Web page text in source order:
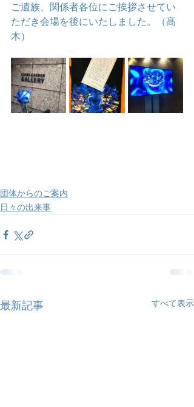
ご遺族、関係者各位にご挨拶させてい
ただき会場を後にいたしました。（髙
木）
団体からのご案内
日々の出来事
最新記事 すべて表示